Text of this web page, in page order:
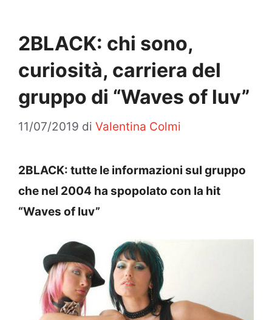
2BLACK: chi sono,
curiosità, carriera del
gruppo di “Waves of luv”
11/07/2019 di Valentina Colmi
2BLACK: tutte le informazioni sul gruppo
che nel 2004 ha spopolato con la hit
“Waves of luv”